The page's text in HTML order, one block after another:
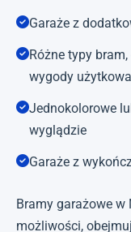
Garaże z
Różne typy
wygody
Jednokolorowe
wyglądzie
Garaże z
Bramy garażowe
możliwości,